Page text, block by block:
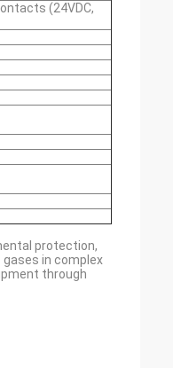
(24VDC,
protection,
in complex
through